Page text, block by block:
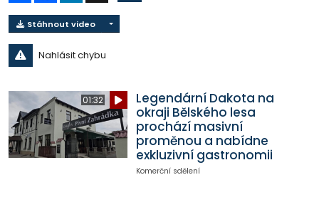
Stáhnout video
Nahlásit chybu
01:32
Legendární Dakota na
okraji Bělského lesa
prochází masivní
proměnou a nabídne
exkluzivní gastronomii
Komerční sdělení